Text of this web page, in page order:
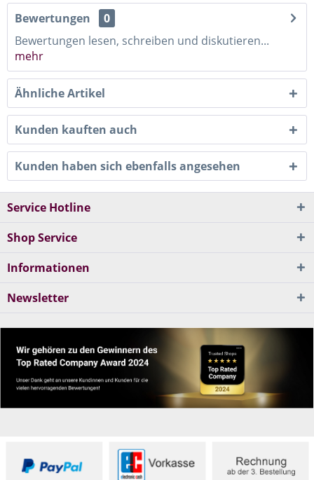
Bewertungen
0
Bewertungen lesen, schreiben und diskutieren...
mehr
Ähnliche Artikel
Kunden kauften auch
Kunden haben sich ebenfalls angesehen
Service Hotline
Shop Service
Informationen
Newsletter